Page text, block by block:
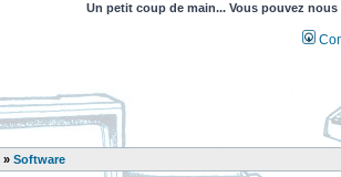
Un petit coup de main... Vous pouvez
» Software